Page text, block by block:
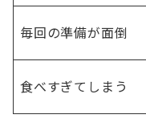
毎回の準備が面倒
食べすぎてしまう